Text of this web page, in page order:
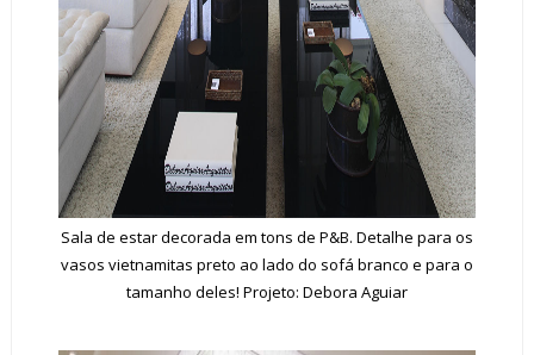
Sala de estar decorada em tons de P&B. Detalhe para os
vasos vietnamitas preto ao lado do sofá branco e para o
tamanho deles! Projeto: Debora Aguiar